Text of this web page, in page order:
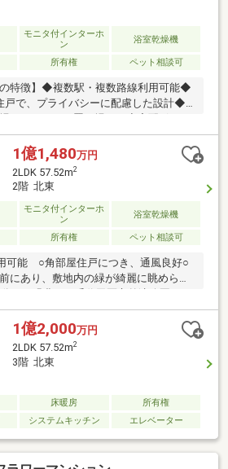
モニタ付インターホ
ン
浴室乾燥機
所有権 ペット相談可
の特徴】◆複数駅・複数路線利用可能◆
戸で、プライバシーに配慮した設計◆
ントランスオートロック・TVモニター
ホン付き◆敷地内ゴミ置き場あり・24時
【お部屋の特徴】◆4階・北東向き・
採光、通風良好◆各洋室にクローゼット
・グリル・浄水器・食洗器付き◆洗面
設置◆浴室には浴室暖房換気乾燥機設置
付き)◆トイレにはウォッシュレット機
き
1億1,480万円
2LDK 57.52m2
2階 北東
モニタ付インターホ
ン
浴室乾燥機
所有権 ペット相談可
可能 ○角部屋住戸につき、通風良好○
にあり、敷地内の緑が綺麗に眺められ
身近に楽しむことができる魅力的なロ
ット飼育可能（飼育細則有り）、ペッ
り○TVモニター付きインターホン付
ロックにつき、セキュリティ面も充実○
駐輪場有り、ゴミ出し24時間可能○デ
食器洗い乾燥機、浴室換気乾燥暖房機
）・床暖房付き○スーパー、コンビ
徒歩圏内につき、買い物環境充実
1億2,000万円
2LDK 57.52m2
3階 北東
床暖房
所有権
システムキッチン エレベーター